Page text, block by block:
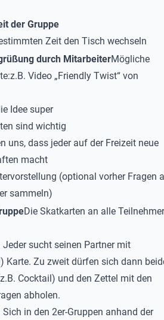
der Gruppe
Zeit den Tisch wechseln
durch MitarbeiterMögliche
Video „Friendly Twist“ von
Idee super
sind wichtig
uns, dass jeder auf der Freizeit neue
macht
(optional vorher Fragen
sammeln)
Die Skatkarten an alle Teilnehmer
Jeder sucht seinen Partner mit
Karte. Zu zweit dürfen sich dann
Cocktail) und den Zettel mit den
abholen.
Sich in den 2er-Gruppen anhand der